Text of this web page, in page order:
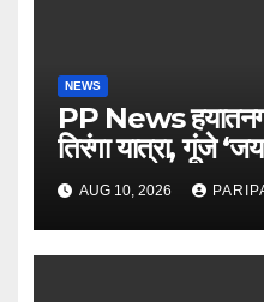
NEWS
PP News
तिरंगा यात्रा, गूंजे
AUG 10, 2026